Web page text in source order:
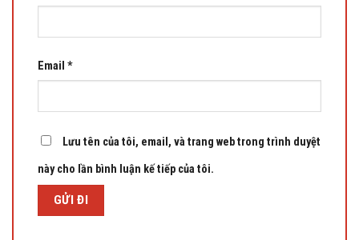
Email *
Lưu tên của tôi, email, và trang web trong trình duyệt
này cho lần bình luận kế tiếp của tôi.